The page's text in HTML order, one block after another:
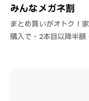
みんなメガネ割
まとめ買いがオトク！
購入で、2本目以降半額